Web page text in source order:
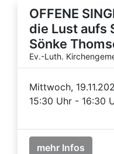
OFFENE
die Lust aufs
Sönke
Ev.-Luth.
Mittwoch,
15:30 Uhr - 16:30
mehr Infos